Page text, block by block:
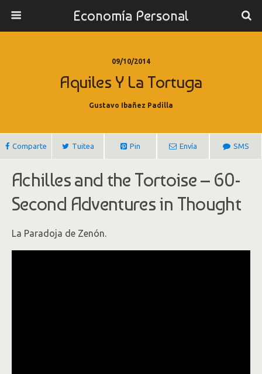
Economía Personal
09/10/2014
Aquiles Y La Tortuga
Gustavo Ibañez Padilla
Comparte Tuitea Pin Envía SMS
Achilles and the Tortoise – 60-
Second Adventures in Thought
La Paradoja de Zenón.